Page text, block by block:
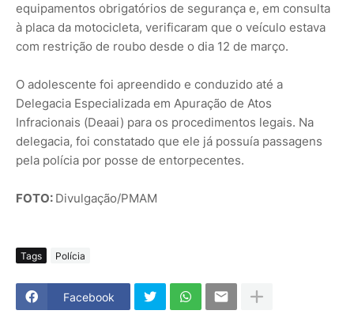
equipamentos obrigatórios de segurança e, em consulta
à placa da motocicleta, verificaram que o veículo estava
com restrição de roubo desde o dia 12 de março.
O adolescente foi apreendido e conduzido até a
Delegacia Especializada em Apuração de Atos
Infracionais (Deaai) para os procedimentos legais. Na
delegacia, foi constatado que ele já possuía passagens
pela polícia por posse de entorpecentes.
FOTO: Divulgação/PMAM
Tags Polícia
Facebook